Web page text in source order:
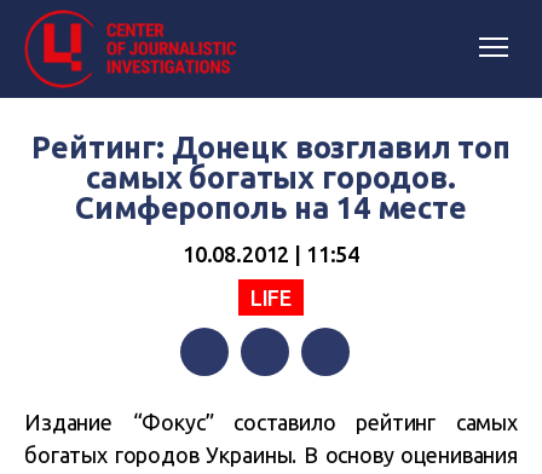
Рейтинг: Донецк возглавил топ
самых богатых городов.
Симферополь на 14 месте
10.08.2012 | 11:54
LIFE
Издание “Фокус” составило рейтинг самых
богатых городов Украины. В основу оценивания